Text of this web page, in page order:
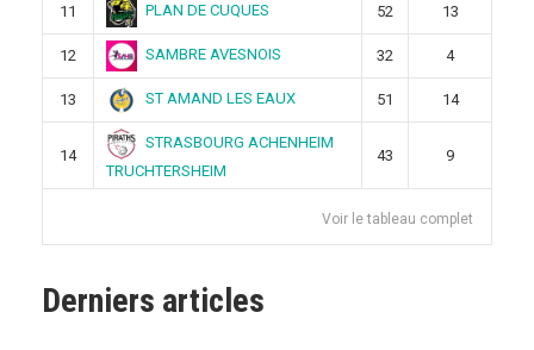
11 PLAN DE CUQUES 52 13
12 SAMBRE AVESNOIS 32 4
13 ST AMAND LES EAUX 51 14
14
STRASBOURG ACHENHEIM
TRUCHTERSHEIM
43 9
Voir le tableau complet
Derniers articles